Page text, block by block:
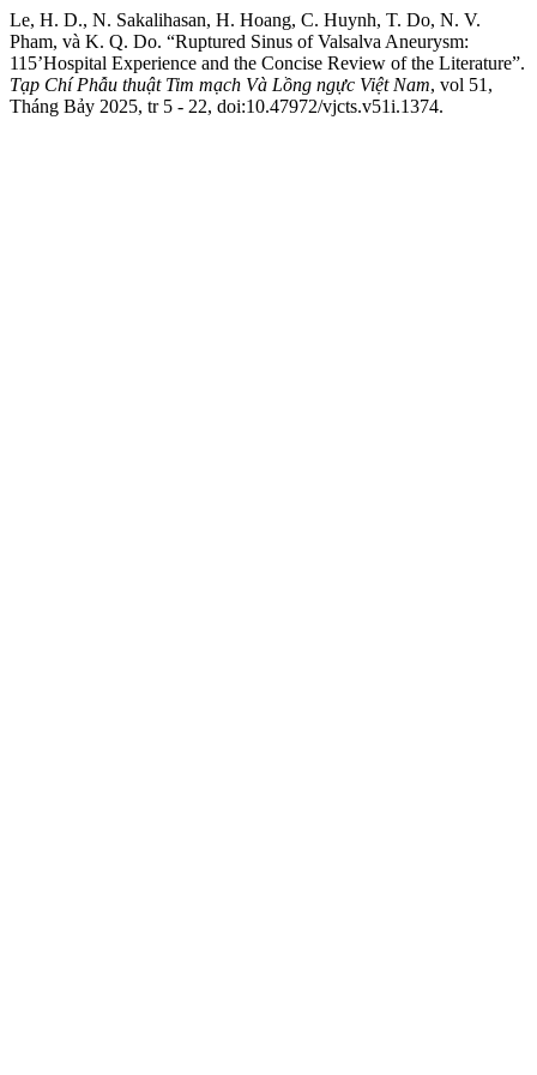
Le, H. D., N. Sakalihasan, H. Hoang, C. Huynh, T. Do, N. V.
Pham, và K. Q. Do. “Ruptured Sinus of Valsalva Aneurysm:
115’Hospital Experience and the Concise Review of the Literature”.
Tạp Chí Phẫu thuật Tim mạch Và Lồng ngực Việt Nam, vol 51,
Tháng Bảy 2025, tr 5 - 22, doi:10.47972/vjcts.v51i.1374.